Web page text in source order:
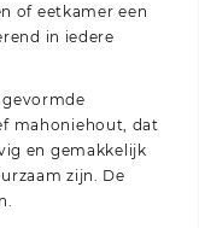
of eetkamer een
in iedere
mahoniehout, dat
en gemakkelijk
zijn. De